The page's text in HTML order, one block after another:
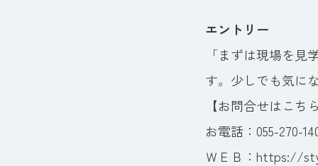
エントリー
「まずは現場を
す。少しでも気に
【お問合せはこち
お電話：055-270-
ＷＥＢ： https://